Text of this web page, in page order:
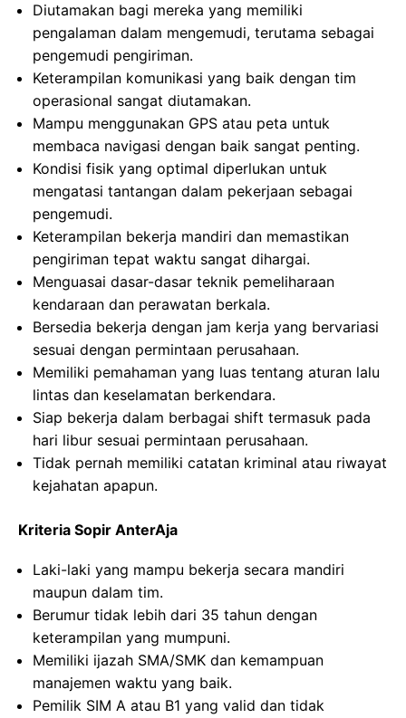
Diutamakan bagi mereka yang memiliki
pengalaman dalam mengemudi, terutama sebagai
pengemudi pengiriman.
Keterampilan komunikasi yang baik dengan tim
operasional sangat diutamakan.
Mampu menggunakan GPS atau peta untuk
membaca navigasi dengan baik sangat penting.
Kondisi fisik yang optimal diperlukan untuk
mengatasi tantangan dalam pekerjaan sebagai
pengemudi.
Keterampilan bekerja mandiri dan memastikan
pengiriman tepat waktu sangat dihargai.
Menguasai dasar-dasar teknik pemeliharaan
kendaraan dan perawatan berkala.
Bersedia bekerja dengan jam kerja yang bervariasi
sesuai dengan permintaan perusahaan.
Memiliki pemahaman yang luas tentang aturan lalu
lintas dan keselamatan berkendara.
Siap bekerja dalam berbagai shift termasuk pada
hari libur sesuai permintaan perusahaan.
Tidak pernah memiliki catatan kriminal atau riwayat
kejahatan apapun.
Kriteria Sopir AnterAja
Laki-laki yang mampu bekerja secara mandiri
maupun dalam tim.
Berumur tidak lebih dari 35 tahun dengan
keterampilan yang mumpuni.
Memiliki ijazah SMA/SMK dan kemampuan
manajemen waktu yang baik.
Pemilik SIM A atau B1 yang valid dan tidak